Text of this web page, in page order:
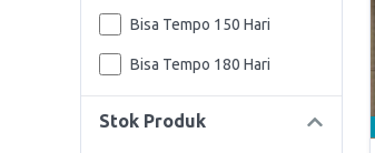
Bisa Tempo 150 Hari
Bisa Tempo 180 Hari
Stok Produk